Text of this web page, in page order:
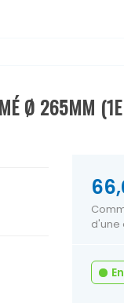
Ø 265MM
d'une